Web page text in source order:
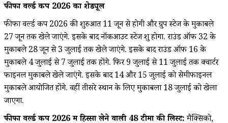
फीफा वर्ल्ड कप 2026 का शेड्यूल
फीफा वर्ल्ड कप 2026 की शुरुआत 11 जून से होगी और ग्रुप स्टेज के मुकाबले
27 जून तक खेले जाएंगे. इसके बाद नॉकआउट स्टेज शुरू होगा. राउंड ऑफ 32 के
मुकाबले 28 जून से 3 जुलाई तक खेले जाएंगे. इसके बाद राउंड ऑफ 16 के
मुकाबले 4 जुलाई से 7 जुलाई तक होंगे. फिर 9 जुलाई से 11 जुलाई तक क्वार्टर
फाइनल मुकाबले खेले जाएंगे. इसके बाद 14 और 15 जुलाई को सेमीफाइनल
मुकाबले आयोजित होंगे. वहीं तीसरे स्थान के लिए मुकाबला 18 जुलाई को खेला
जाएगा.
फीफा वर्ल्ड कप 2026 में हिस्सा लेने वाली 48 टीमों की लिस्ट:मैक्सिको,